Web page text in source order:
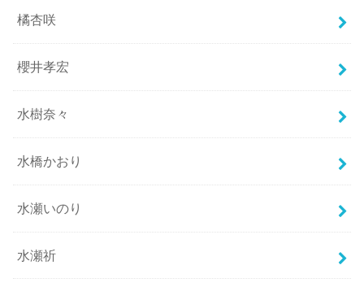
橘杏咲
櫻井孝宏
水樹奈々
水橋かおり
水瀬いのり
水瀬祈